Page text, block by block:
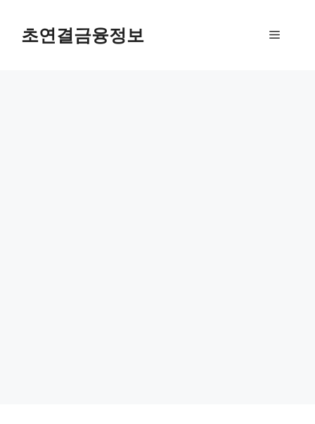
초연결금융정보 메